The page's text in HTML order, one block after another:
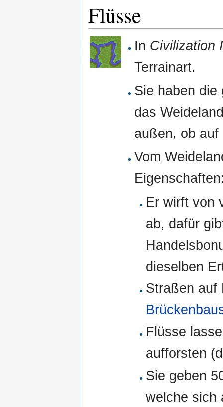
Flüsse
In Civilization I
Terrainart.
Sie haben die
das
außen, ob
Vom
Er wirft von
ab, dafür
dieselben
Straßen auf
Flüsse
aufforsten
Sie geben
welche sich